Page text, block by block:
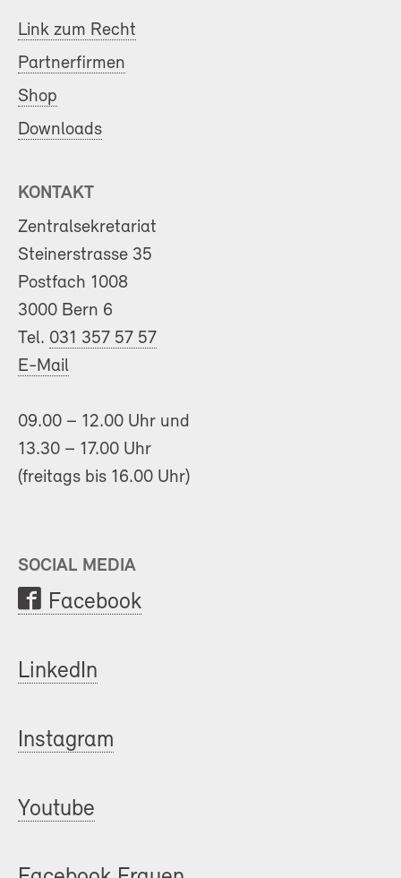
Link zum Recht
Partnerfirmen
Shop
Downloads
KONTAKT
Zentralsekretariat
Steinerstrasse 35
Postfach 1008
3000 Bern 6
Tel. 031 357 57 57
E-Mail
09.00 – 12.00 Uhr und
13.30 – 17.00 Uhr
(freitags bis 16.00 Uhr)
SOCIAL MEDIA
Facebook
LinkedIn
Instagram
Youtube